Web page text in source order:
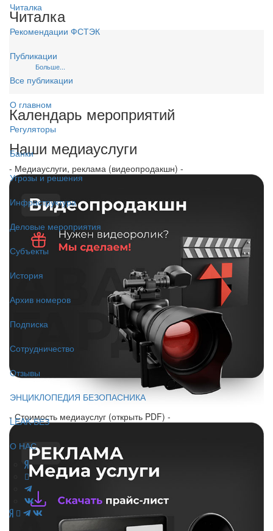
Читалка
Рекомендации ФСТЭК
Публикации
Все публикации
О главном
Регуляторы
Банки
Угрозы и решения
Инфраструктура
Деловые мероприятия
Субъекты
История
Архив номеров
Подписка
Сотрудничество
Отзывы
ЭНЦИКЛОПЕДИЯ БЕЗОПАСНИКА
LEAK-БЕЗ
О НАС
Читалка
Больше...
Календарь мероприятий
Наши медиауслуги
- Медиауслуги, реклама (видеопродакшн) -
- Стоимость медиауслуг (открыть PDF) -